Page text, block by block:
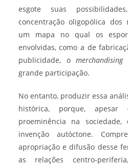
esgote suas
concentração oligopólica dos
um mapa no qual os
envolvidas, como a de
publicidade, o
grande participação.
No entanto, produzir essa
histórica, porque,
proeminência na
invenção autóctone.
apropriação e difusão desse
as relações centro-